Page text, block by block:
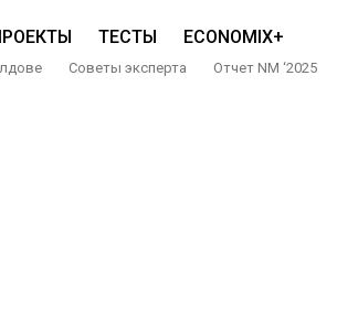
ТЕСТЫ ECONOMIX+
Советы эксперта Отчет NM ‘2025